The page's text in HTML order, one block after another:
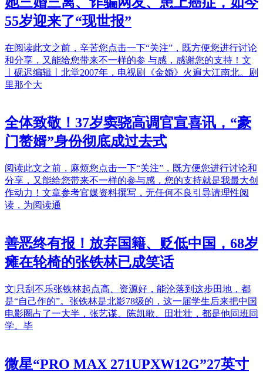
55岁迎来了“现世报”
在阅读此文之前，辛苦您点击一下“关注”，既方便您进行讨论
和分享，又能给您带来不一样的参 与感，感谢您的支持！文
丨砚迟编辑丨北堂2007年，电视剧《金婚》火遍大江南北。剧
里那个大
全体致敬！37岁窦骁高调官宣喜讯，“豪
门赘婿”身份彻底成过去式
阅读此文之前，麻烦您点击一下“关注”，既方便您进行讨论和
分享，又能给您带来不一样的参与感，您的支持就是我最大创
作动力！文章参考官媒资料撰写，无任何不良引导请理性阅
读，为阅读通
善恶终有报！放弃国籍、贬低中国，68岁
瘫在轮椅的张铁林已成笑话
文|只刮不乐张铁林起点高、资源好，能沦落到这步田地，都
是“自己作的”。张铁林是北影78级的，这一届学生后来把中国
电影圈占了一大半，张艺谋、陈凯歌、田壮壮，都是他同班同
学。毕
微星“PRO MAX 271UPXW12G”27英寸